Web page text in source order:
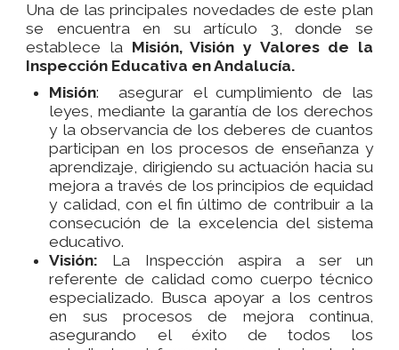
Una de las principales novedades de este plan
se encuentra en su artículo 3, donde se
establece la Misión, Visión y Valores de la
Inspección Educativa en Andalucía.
Misión: asegurar el cumplimiento de las
leyes, mediante la garantía de los derechos
y la observancia de los deberes de cuantos
participan en los procesos de enseñanza y
aprendizaje, dirigiendo su actuación hacia su
mejora a través de los principios de equidad
y calidad, con el fin último de contribuir a la
consecución de la excelencia del sistema
educativo.
Visión: La Inspección aspira a ser un
referente de calidad como cuerpo técnico
especializado. Busca apoyar a los centros
en sus procesos de mejora continua,
asegurando el éxito de todos los